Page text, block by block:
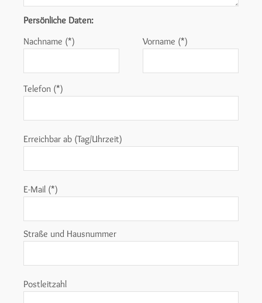
Persönliche Daten:
Nachname (*)
Vorname (*)
Telefon (*)
Erreichbar ab (Tag/Uhrzeit)
E-Mail (*)
Straße und Hausnummer
Postleitzahl